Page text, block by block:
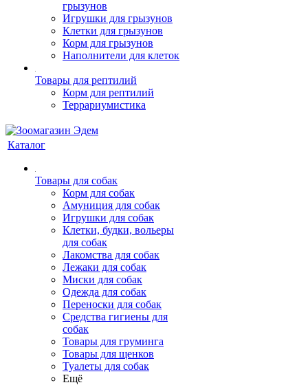
грызунов
Игрушки для грызунов
Клетки для грызунов
Корм для грызунов
Наполнители для клеток
Товары для рептилий
Корм для рептилий
Террариумистика
Каталог
Товары для собак
Корм для собак
Амуниция для собак
Игрушки для собак
Клетки, будки, вольеры
для собак
Лакомства для собак
Лежаки для собак
Миски для собак
Одежда для собак
Переноски для собак
Средства гигиены для
собак
Товары для груминга
Товары для щенков
Туалеты для собак
Ещё